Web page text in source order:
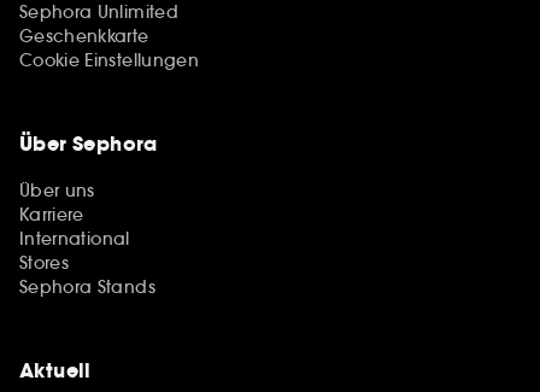
Sephora Unlimited
Geschenkkarte
Cookie Einstellungen
Über Sephora
Über uns
Karriere
International
Stores
Sephora Stands
Aktuell